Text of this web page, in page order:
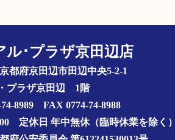
ル･プラザ京田辺店
都府京田辺市田辺中央5-2-1
プラザ京田辺 1階
8989 FAX 0774-74-8988
00 定休日 年中無休（臨時休業を除く